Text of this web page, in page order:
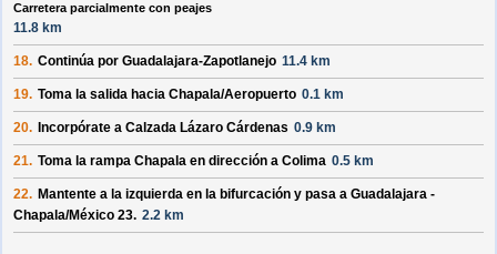
Carretera parcialmente con peajes
11.8 km
18. Continúa por Guadalajara-Zapotlanejo 11.4 km
19. Toma la salida hacia Chapala/Aeropuerto 0.1 km
20. Incorpórate a Calzada Lázaro Cárdenas 0.9 km
21. Toma la rampa Chapala en dirección a Colima 0.5 km
22. Mantente a la izquierda en la bifurcación y pasa a Guadalajara -
Chapala/México 23. 2.2 km